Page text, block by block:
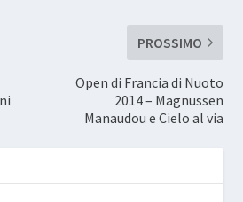
PROSSIMO
Open di Francia di Nuoto
2014 – Magnussen
Manaudou e Cielo al via